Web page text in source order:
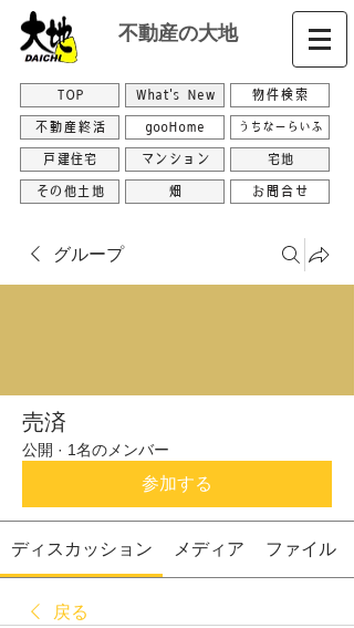
不動産の大地
TOP What's New 物件検索
不動産終活 gooHome うちなーらいふ
戸建住宅 マンション 宅地
その他土地 畑 お問合せ
グループ
売済
公開 · 1名のメンバー
参加する
ディスカッション メディア ファイル
戻る